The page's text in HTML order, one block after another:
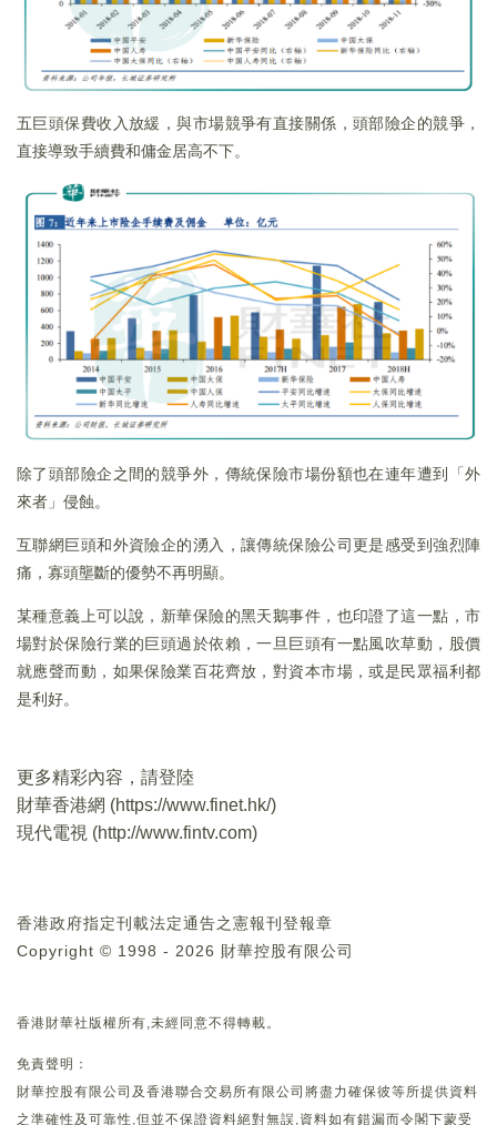
五巨頭保費收入放緩，與市場競爭有直接關係，頭部險企的競爭，
直接導致手續費和傭金居高不下。
除了頭部險企之間的競爭外，傳統保險市場份額也在連年遭到「外
來者」侵蝕。
互聯網巨頭和外資險企的湧入，讓傳統保險公司更是感受到強烈陣
痛，寡頭壟斷的優勢不再明顯。
某種意義上可以說，新華保險的黑天鵝事件，也印證了這一點，市
場對於保險行業的巨頭過於依賴，一旦巨頭有一點風吹草動，股價
就應聲而動，如果保險業百花齊放，對資本市場，或是民眾福利都
是利好。
更多精彩內容，請登陸
財華香港網 (https://www.finet.hk/)
現代電視 (http://www.fintv.com)
香港政府指定刊載法定通告之憲報刊登報章
Copyright © 1998 - 2026 財華控股有限公司
香港財華社版權所有,未經同意不得轉載。
免責聲明：
財華控股有限公司及香港聯合交易所有限公司將盡力確保彼等所提供資料
之準確性及可靠性,但並不保證資料絕對無誤,資料如有錯漏而令閣下蒙受